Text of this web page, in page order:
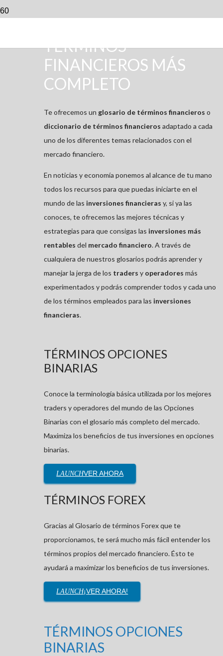
TÉRMINOS
FINANCIEROS MÁS
COMPLETO
Te ofrecemos un glosario de términos financieros o
diccionario de términos financieros adaptado a cada
uno de los diferentes temas relacionados con el
mercado financiero.
En noticias y economía ponemos al alcance de tu mano
todos los recursos para que puedas iniciarte en el
mundo de las inversiones financieras y, si ya las
conoces, te ofrecemos las mejores técnicas y
estrategias para que consigas las inversiones más
rentables del mercado financiero. A través de
cualquiera de nuestros glosarios podrás aprender y
manejar la jerga de los traders y operadores más
experimentados y podrás comprender todos y cada uno
de los términos empleados para las inversiones
financieras.
TÉRMINOS OPCIONES
BINARIAS
Conoce la terminología básica utilizada por los mejores
traders y operadores del mundo de las Opciones
Binarias con el glosario más completo del mercado.
Maximiza los beneficios de tus inversiones en opciones
binarias.
LAUNCHVER AHORA
TÉRMINOS FOREX
Gracias al Glosario de términos Forex que te
proporcionamos, te será mucho más fácil entender los
términos propios del mercado financiero. Ésto te
ayudará a maximizar los beneficios de tus inversiones.
LAUNCH¡VER AHORA!
TÉRMINOS OPCIONES
BINARIAS